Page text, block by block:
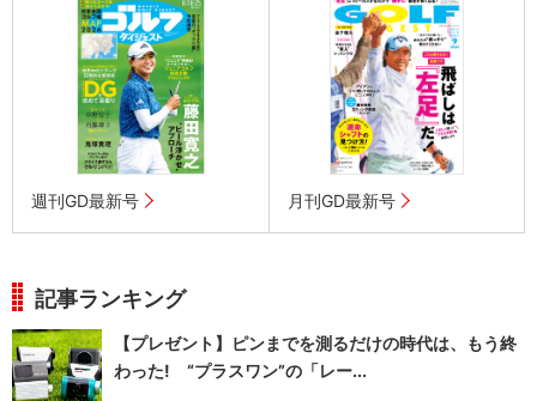
週刊GD最新号 月刊GD最新号
記事ランキング
【プレゼント】ピンまでを測るだけの時代は、もう終
わった! “プラスワン”の「レー...